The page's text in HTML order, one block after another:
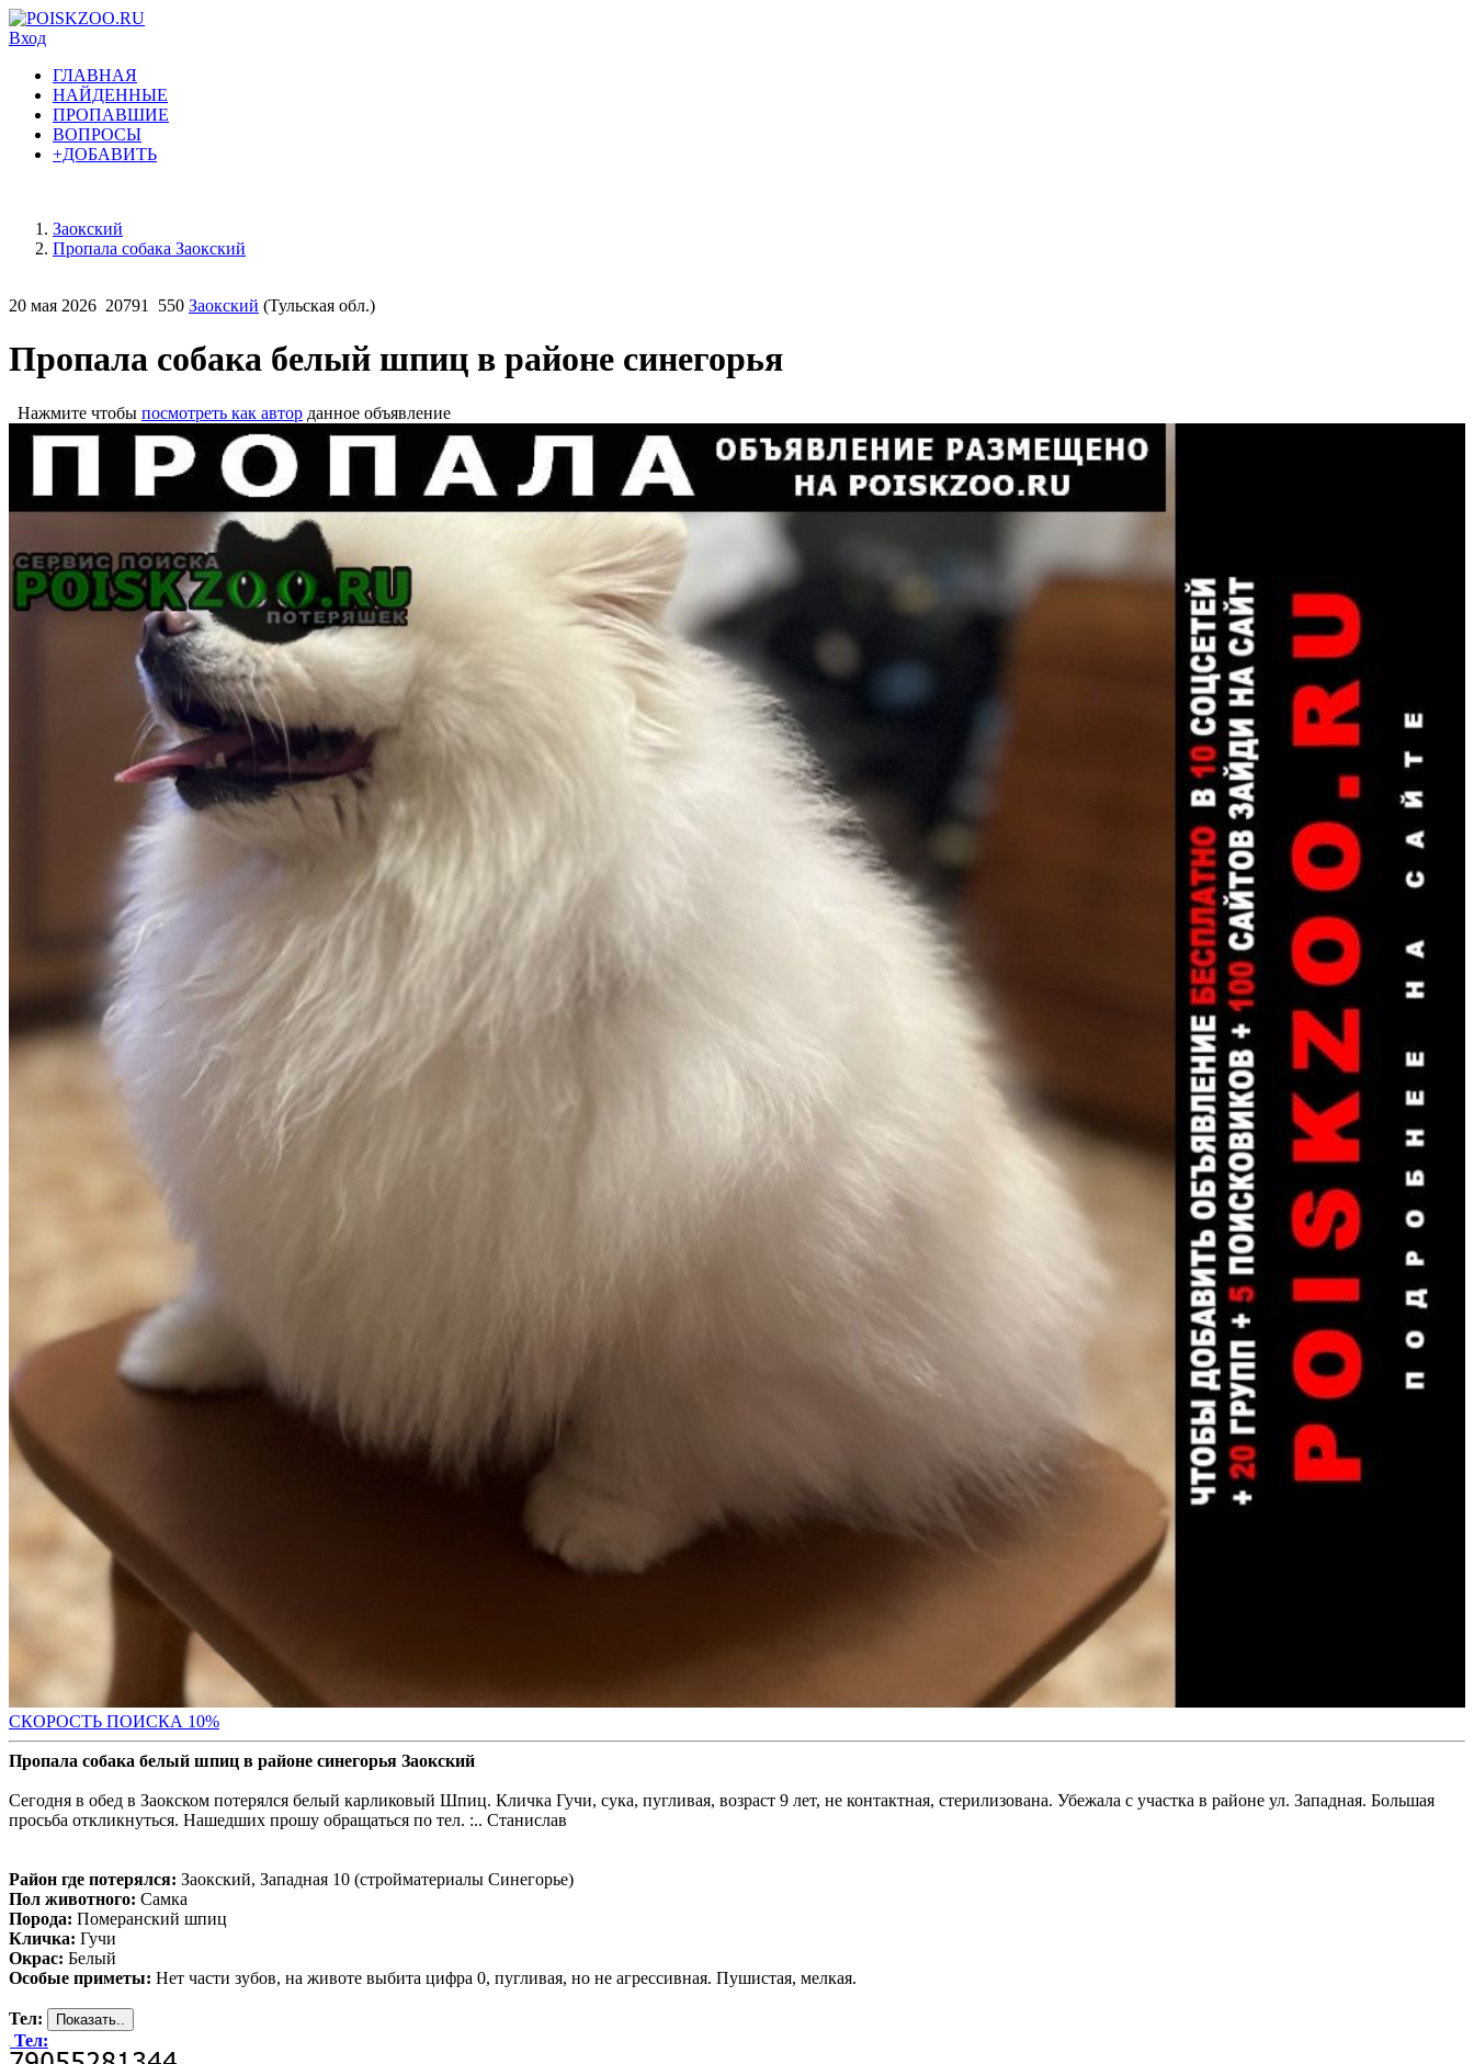
Вход
ГЛАВНАЯ
НАЙДЕННЫЕ
ПРОПАВШИЕ
ВОПРОСЫ
+ДОБАВИТЬ
Заокский
Пропала собака Заокский
20 мая 2026 20791 550 Заокский (Тульская обл.)
Пропала собака белый шпиц в районе синегорья
Нажмите чтобы посмотреть как автор данное объявление
СКОРОСТЬ ПОИСКА 10%
Пропала собака белый шпиц в районе синегорья Заокский
Сегодня в обед в Заокском потерялся белый карликовый Шпиц. Кличка Гучи, сука, пугливая, возраст 9 лет, не контактная, стерилизована. Убежала с участка в районе ул. Западная. Большая
просьба откликнуться. Нашедших прошу обращаться по тел. :.. Станислав
Район где потерялся: Заокский, Западная 10 (стройматериалы Синегорье)
Пол животного: Самка
Порода: Померанский шпиц
Кличка: Гучи
Окрас: Белый
Особые приметы: Нет части зубов, на животе выбита цифра 0, пугливая, но не агрессивная. Пушистая, мелкая.
Тел:
Тел: